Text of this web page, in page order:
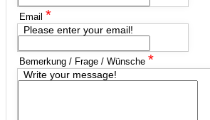
Email *
Please enter your email!
Bemerkung / Frage / Wünsche *
Write your message!